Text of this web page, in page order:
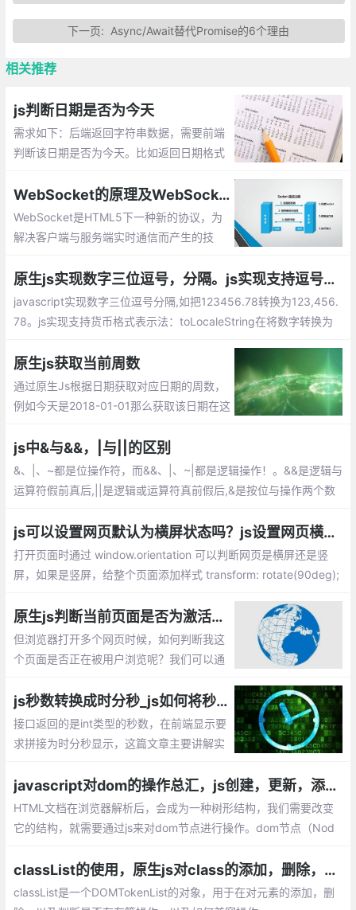
下一页: Async/Await替代Promise的6个理由
相关推荐
js判断日期是否为今天
需求如下：后端返回字符串数据，需要前端
判断该日期是否为今天。比如返回日期格式
呢，这篇文章整理实现的几种方式供大家参
考。
WebSocket的原理及WebSocket API的使用，js中如何运用websocket
WebSocket是HTML5下一种新的协议，为
解决客户端与服务端实时通信而产生的技
握手后创建一个用于交换数据的TCP连接
原生js实现数字三位逗号，分隔。js实现支持逗号分割的货币格式表示法总汇
javascript实现数字三位逗号分隔,如把123456.78转换为123,456.
78。js实现支持货币格式表示法：toLocaleString在将数字转换为
符串中的一部分并返回该部分字符串。match方式代表正则表达式
的匹配....
原生js获取当前周数
通过原生Js根据日期获取对应日期的周数，
例如今天是2018-01-01那么获取该日期在这
下。
js中&与&&，|与||的区别
&、|、~都是位操作符，而&&、|、~|都是逻辑操作！。&&是逻辑与
运算符假前真后,||是逻辑或运算符真前假后,&是按位与操作两个数
js可以设置网页默认为横屏状态吗？js设置网页横屏和竖屏切换
打开页面时通过 window.orientation 可以判断网页是横屏还是竖
屏，如果是竖屏，给整个页面添加样式 transform: rotate(90deg);
entationchange和window.orientation可以灵活的对网页进行变
换。
原生js判断当前页面是否为激活状态【判断用户是否在浏览当前页面】
但浏览器打开多个网页时候，如何判断我这
个页面是否正在被用户浏览呢？我们可以通
是激活状态。
js秒数转换成时分秒_js如何将秒拼接为时分秒显示？
接口返回的是int类型的秒数，在前端显示要
求拼接为时分秒显示，这篇文章主要讲解实
javascript对dom的操作总汇，js创建，更新，添加，删除DOM的方法
HTML文档在浏览器解析后，会成为一种树形结构，我们需要改变
它的结构，就需要通过js来对dom节点进行操作。dom节点（Nod
classList的使用，原生js对class的添加，删除，修改等方法的总结，以及兼容操作
classList是一个DOMTokenList的对象，用于在对元素的添加，删